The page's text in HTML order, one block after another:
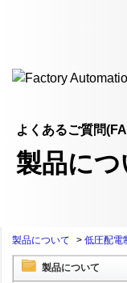
よくあるご質問
製品につ
製品について > 低圧配電
製品について